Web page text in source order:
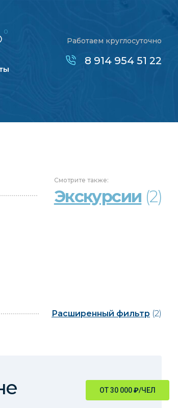
0
Работаем круглосуточно
8 914 954 51 22
Смотрите также:
Экскурсии (2)
Расширенный фильтр (2)
ОТ 30 000₽/ЧЕЛ